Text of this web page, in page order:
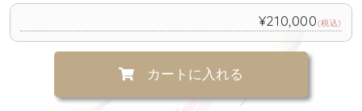
¥210,000(税込)
カートに入れる